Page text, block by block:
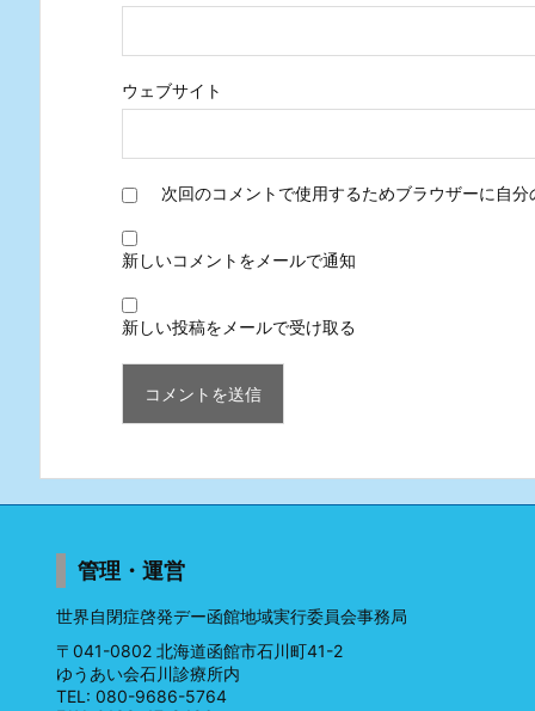
ウェブサイト
次回のコメントで使用するためブラウザーに自
新しいコメントをメールで通知
新しい投稿をメールで受け取る
管理・運営
世界自閉症啓発デー函館地域実行委員会事務局
〒041-0802 北海道函館市石川町41-2
ゆうあい会石川診療所内
TEL: 080-9686-5764